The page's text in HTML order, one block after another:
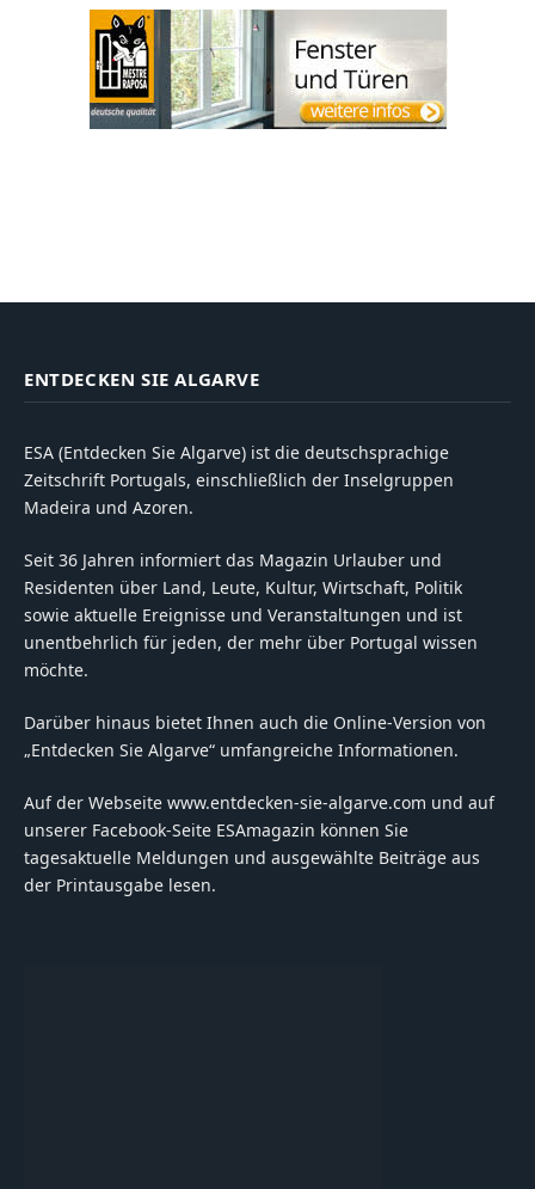
ENTDECKEN SIE ALGARVE
ESA (Entdecken Sie Algarve) ist die deutschsprachige
Zeitschrift Portugals, einschließlich der Inselgruppen
Madeira und Azoren.
Seit 36 Jahren informiert das Magazin Urlauber und
Residenten über Land, Leute, Kultur, Wirtschaft, Politik
sowie aktuelle Ereignisse und Veranstaltungen und ist
unentbehrlich für jeden, der mehr über Portugal wissen
möchte.
Darüber hinaus bietet Ihnen auch die Online-Version von
„Entdecken Sie Algarve“ umfangreiche Informationen.
Auf der Webseite www.entdecken-sie-algarve.com und auf
unserer Facebook-Seite ESAmagazin können Sie
tagesaktuelle Meldungen und ausgewählte Beiträge aus
der Printausgabe lesen.